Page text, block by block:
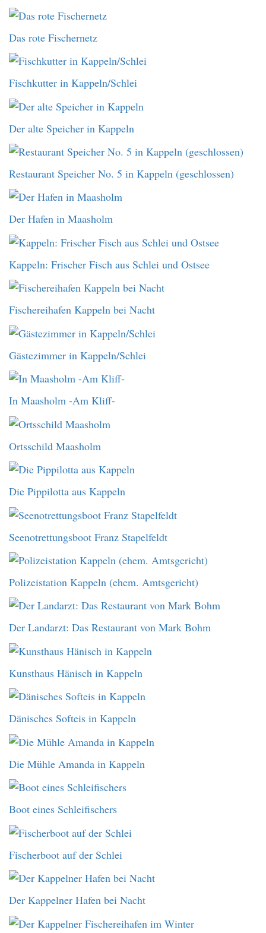
Das rote Fischernetz
Fischkutter in Kappeln/Schlei
Der alte Speicher in Kappeln
Restaurant Speicher No. 5 in Kappeln (geschlossen)
Der Hafen in Maasholm
Kappeln: Frischer Fisch aus Schlei und Ostsee
Fischereihafen Kappeln bei Nacht
Gästezimmer in Kappeln/Schlei
In Maasholm -Am Kliff-
Ortsschild Maasholm
Die Pippilotta aus Kappeln
Seenotrettungsboot Franz Stapelfeldt
Polizeistation Kappeln (ehem. Amtsgericht)
Der Landarzt: Das Restaurant von Mark Bohm
Kunsthaus Hänisch in Kappeln
Dänisches Softeis in Kappeln
Die Mühle Amanda in Kappeln
Boot eines Schleifischers
Fischerboot auf der Schlei
Der Kappelner Hafen bei Nacht